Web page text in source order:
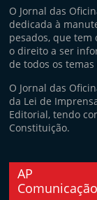
O Jornal das
dedicada à
pesados, que
o direito a ser
de todos os
O Jornal das
da Lei de
Editorial, tendo
Constituição.
AP
Comunicação